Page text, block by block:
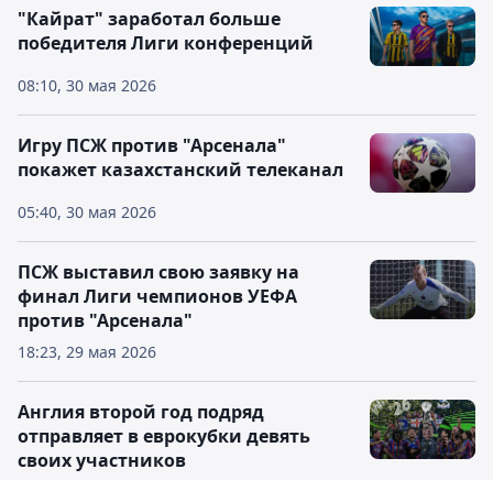
08:10, 30 мая 2026
"Кайрат" заработал больше
победителя Лиги конференций
05:40, 30 мая 2026
Игру ПСЖ против "Арсенала"
покажет казахстанский телеканал
18:23, 29 мая 2026
ПСЖ выставил свою заявку на
финал Лиги чемпионов УЕФА
против "Арсенала"
Англия второй год подряд
отправляет в еврокубки девять
своих участников